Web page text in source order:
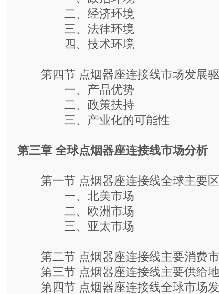
二、经济环境
三、法律环境
四、技术环境
第四节 点烟器座连接线市场发展驱
一、产品优势
二、政策扶持
三、产业化的可能性
第三章 全球点烟器座连接线市场分析
第一节 点烟器座连接线全球主要区
一、北美市场
二、欧洲市场
三、亚太市场
第二节 点烟器座连接线主要消费
第三节 点烟器座连接线主要供给
第四节 点烟器座连接线全球市场发